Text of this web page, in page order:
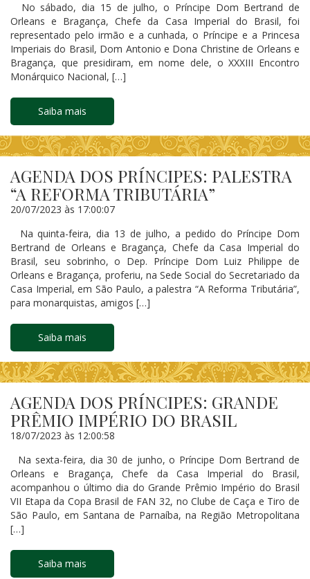
No sábado, dia 15 de julho, o Príncipe Dom Bertrand de
Orleans e Bragança, Chefe da Casa Imperial do Brasil, foi
representado pelo irmão e a cunhada, o Príncipe e a Princesa
Imperiais do Brasil, Dom Antonio e Dona Christine de Orleans e
Bragança, que presidiram, em nome dele, o XXXIII Encontro
Monárquico Nacional, […]
Saiba mais
AGENDA DOS PRÍNCIPES: PALESTRA
“A REFORMA TRIBUTÁRIA”
20/07/2023 às 17:00:07
Na quinta-feira, dia 13 de julho, a pedido do Príncipe Dom
Bertrand de Orleans e Bragança, Chefe da Casa Imperial do
Brasil, seu sobrinho, o Dep. Príncipe Dom Luiz Philippe de
Orleans e Bragança, proferiu, na Sede Social do Secretariado da
Casa Imperial, em São Paulo, a palestra “A Reforma Tributária”,
para monarquistas, amigos […]
Saiba mais
AGENDA DOS PRÍNCIPES: GRANDE
PRÊMIO IMPÉRIO DO BRASIL
18/07/2023 às 12:00:58
Na sexta-feira, dia 30 de junho, o Príncipe Dom Bertrand de
Orleans e Bragança, Chefe da Casa Imperial do Brasil,
acompanhou o último dia do Grande Prêmio Império do Brasil
VII Etapa da Copa Brasil de FAN 32, no Clube de Caça e Tiro de
São Paulo, em Santana de Parnaíba, na Região Metropolitana
[…]
Saiba mais